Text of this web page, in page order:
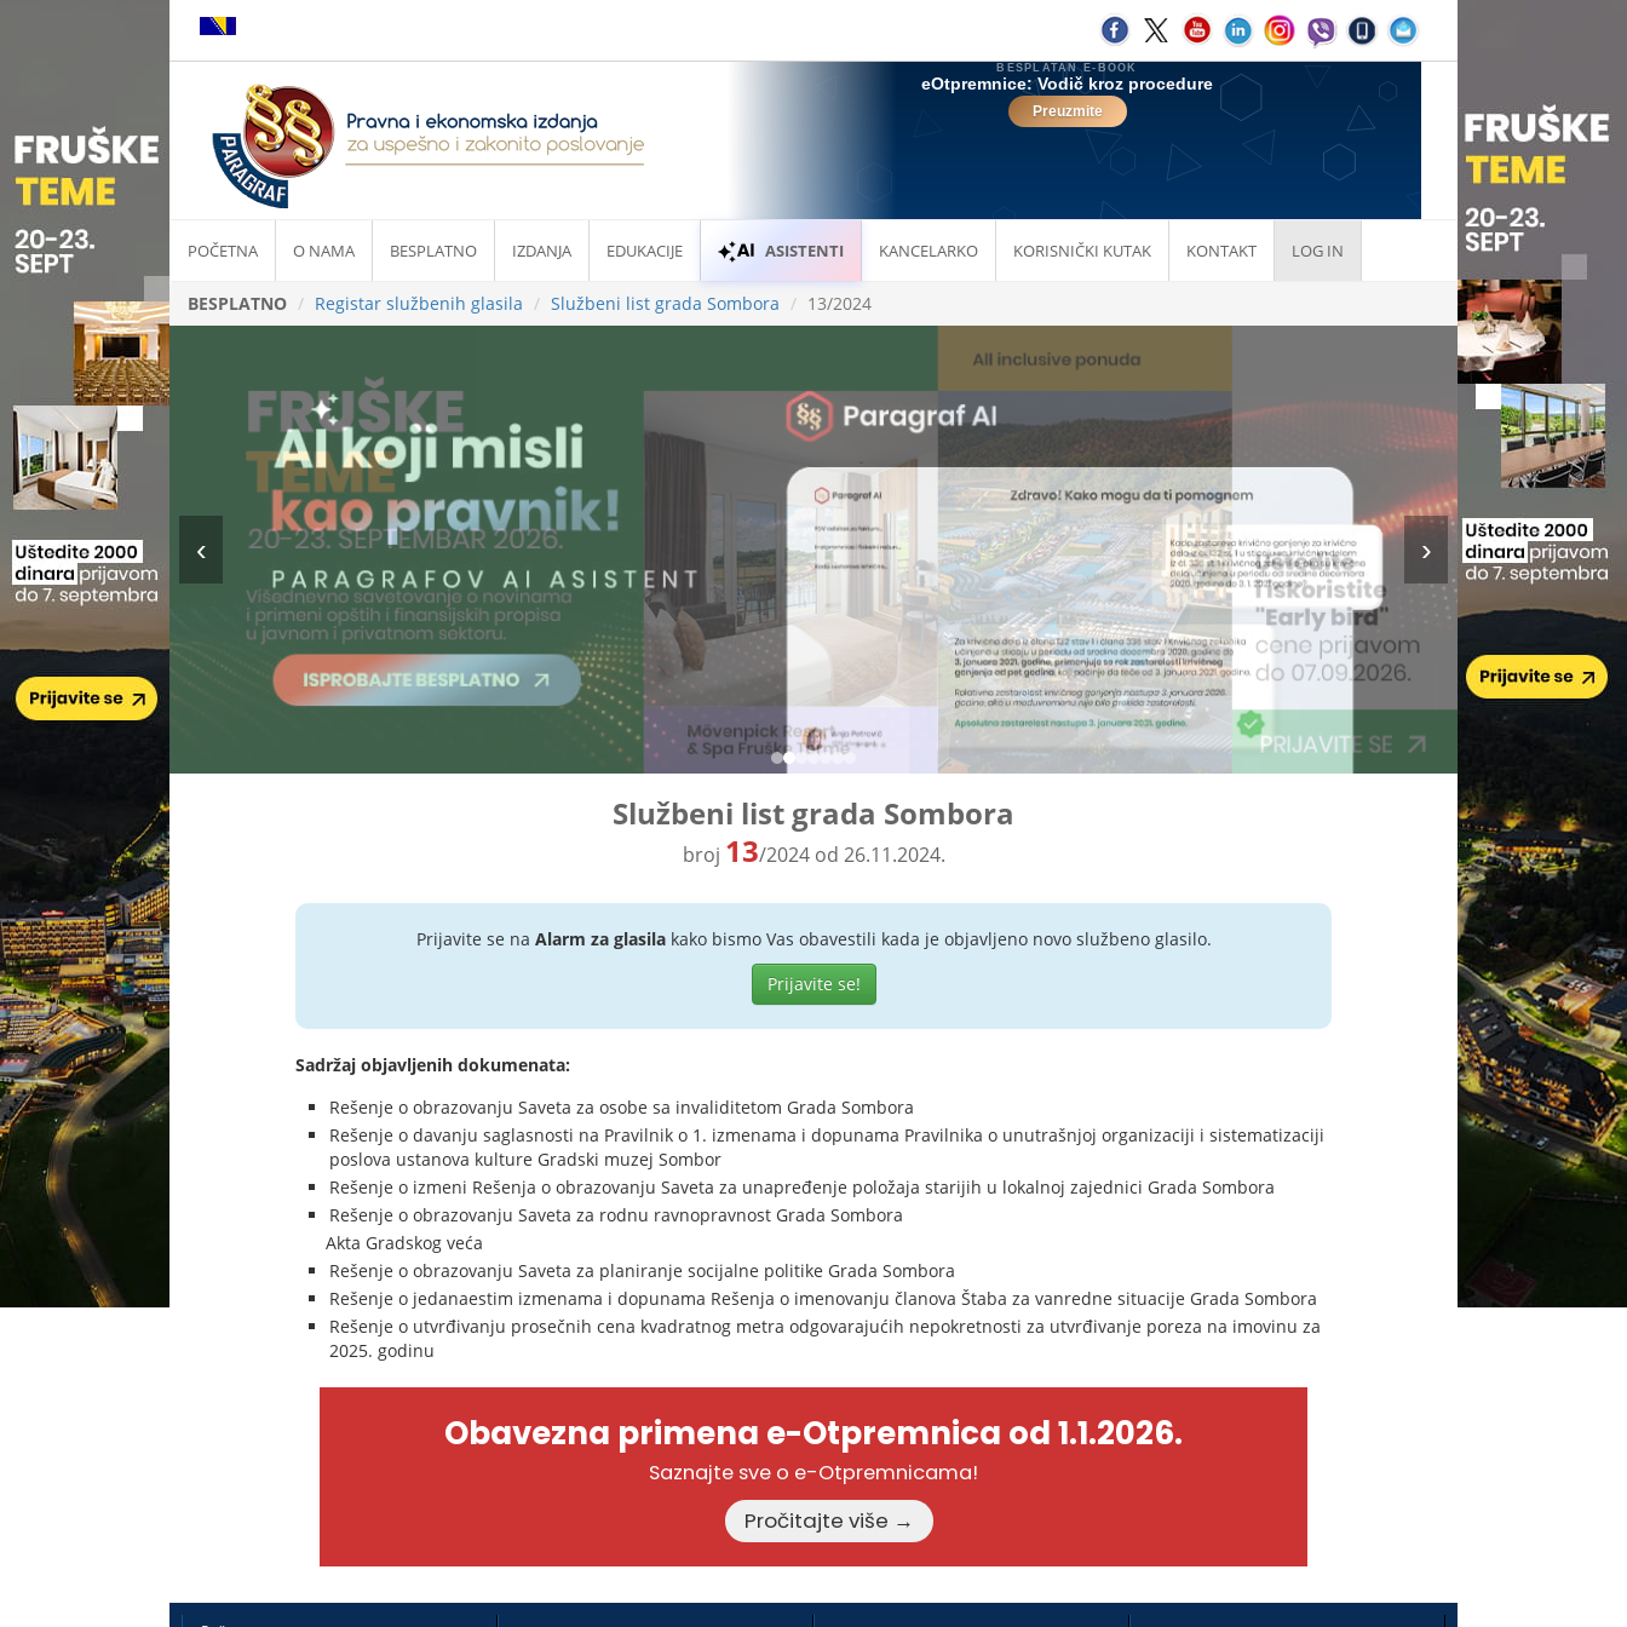
POČETNA O NAMA BESPLATNO IZDANJA EDUKACIJE ASISTENTI KANCELARKO KORISNIČKI KUTAK KONTAKT LOG IN
BESPLATNO Registar službenih glasila Službeni list grada Sombora 13/2024
Službeni list grada Sombora
broj 13/2024 od 26.11.2024.
Prijavite se na Alarm za glasilakako bismo Vas obavestili kada je objavljeno novo službeno glasilo.
Prijavite se!
Sadržaj objavljenih dokumenata:
Rešenje o obrazovanju Saveta za osobe sa invaliditetom Grada Sombora
Rešenje o davanju saglasnosti na Pravilnik o 1. izmenama i dopunama Pravilnika o unutrašnjoj organizaciji i sistematizaciji
poslova ustanova kulture Gradski muzej Sombor
Rešenje o izmeni Rešenja o obrazovanju Saveta za unapređenje položaja starijih u lokalnoj zajednici Grada Sombora
Rešenje o obrazovanju Saveta za rodnu ravnopravnost Grada Sombora
Akta Gradskog veća
Rešenje o obrazovanju Saveta za planiranje socijalne politike Grada Sombora
Rešenje o jedanaestim izmenama i dopunama Rešenja o imenovanju članova Štaba za vanredne situacije Grada Sombora
Rešenje o utvrđivanju prosečnih cena kvadratnog metra odgovarajućih nepokretnosti za utvrđivanje poreza na imovinu za
2025. godinu
Obavezna primena e-Otpremnica od 1.1.2026.
Saznajte sve o e-Otpremnicama!
Pročitajte više →